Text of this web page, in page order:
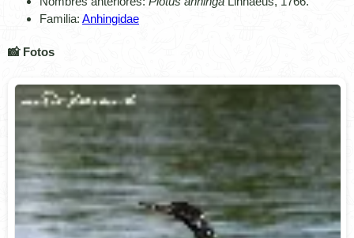
Familia: Anhingidae
📸 Fotos